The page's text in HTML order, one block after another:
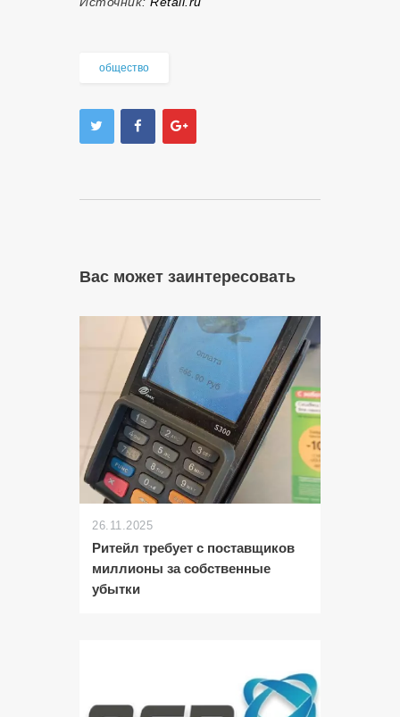
общество
Вас может заинтересовать
26.11.2025
Ритейл требует с поставщиков
миллионы за собственные
убытки